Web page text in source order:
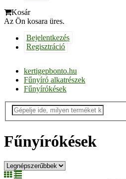
Kosár
Az Ön kosara üres.
Bejelentkezés
Regisztráció
kertigepbonto.hu
Fűnyíró alkatrészek
Fűnyírókések
Fűnyírókések